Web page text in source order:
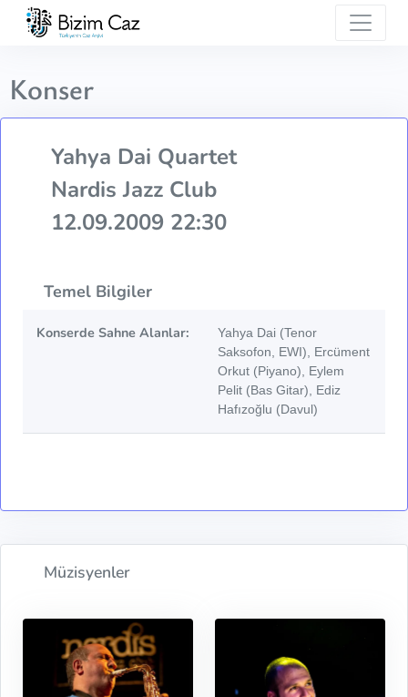
Konser
Yahya Dai Quartet
Nardis Jazz Club
12.09.2009 22:30
Temel Bilgiler
Konserde Sahne Alanlar:
Yahya Dai (Tenor
Saksofon, EWI), Ercüment
Orkut (Piyano), Eylem
Pelit (Bas Gitar), Ediz
Hafızoğlu (Davul)
Müzisyenler